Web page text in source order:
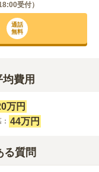
受付）
通話
無料
費用
万円
44万円
る質問